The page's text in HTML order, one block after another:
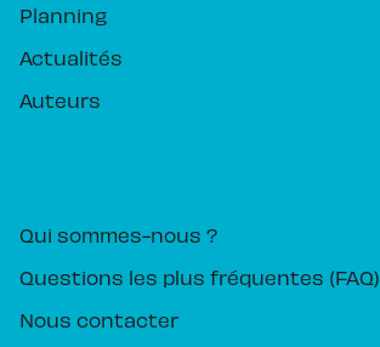
Planning
Actualités
Auteurs
Qui sommes-nous ?
Questions les plus fréquentes (FAQ)
Nous contacter